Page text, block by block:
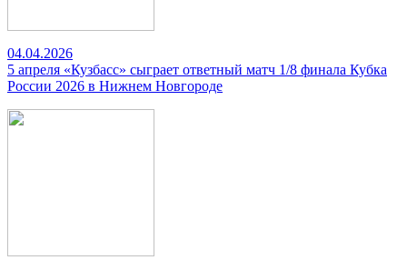
04.04.2026
5 апреля «Кузбасс» сыграет ответный матч 1/8 финала Кубка
России 2026 в Нижнем Новгороде